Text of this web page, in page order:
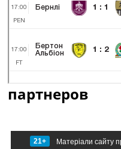
партнеров
21+ Матеріали сайту